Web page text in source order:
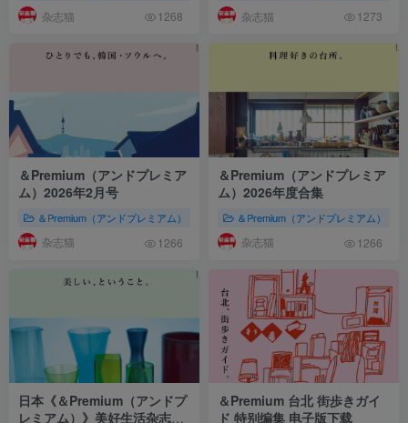
杂志猫 1268 杂志猫 1273
＆Premium（アンドプレミア
ム）2026年2月号
＆Premium（アンドプレミアム） 2026年杂志集合 株式会社マガジン
杂志猫 1266
＆Premium（アンドプレミア
ム）2026年度合集
＆Premium（アンドプレミアム）
杂志猫 1266
日本《＆Premium（アンドプ
レミアム）》美好生活杂志
＆Premium 台北 街歩きガイ
ド 特别编集 电子版下载